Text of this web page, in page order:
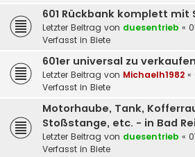
601 Rückbank komplett
Letzter Beitrag von duesentrieb «
Verfasst in Biete
601er universal zu verkaufen
Letzter Beitrag von Michaelh1982 «
Verfasst in Biete
Motorhaube, Tank,
Stoßstange, etc. - in Bad
Letzter Beitrag von duesentrieb «
Verfasst in Biete